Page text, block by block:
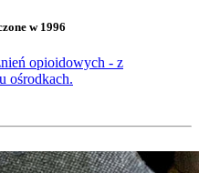
w 1996
opioidowych - z
ośrodkach.